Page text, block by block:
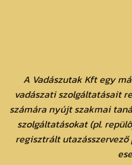
A Vadászutak Kft egy
vadászati szolgáltatásait
számára nyújt szakmai
szolgáltatásokat (pl.
regisztrált